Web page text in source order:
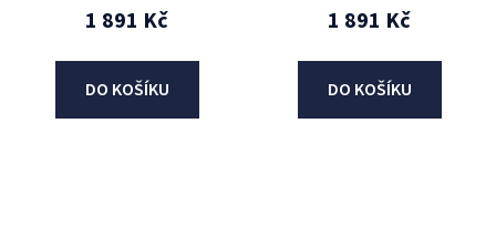
1 891 Kč
DO KOŠÍKU
1 891 Kč
DO KOŠÍKU